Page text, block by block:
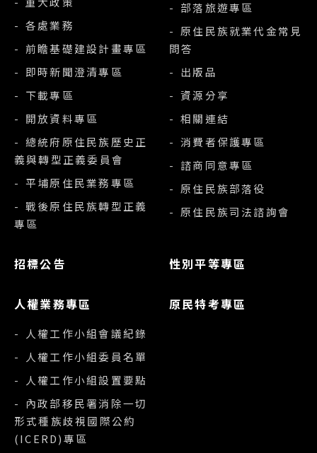
- 各處業務
- 前瞻基礎建設計畫專區
- 即時新聞澄清專區
- 下載專區
- 開放資料專區
- 總統府原住民族歷史正
義與轉型正義委員會
- 平埔原住民業務專區
- 戰後原住民族轉型正義
專區
- 部落旅遊專區
- 原住民族就業代金常見
問答
- 出版品
- 資源分享
- 相關連結
- 消費者保護專區
- 諮商同意專區
- 原住民族部落役
- 原住民族司法諮詢會
招標公告 性別平等專區
人權業務專區
- 人權工作小組會議紀錄
- 人權工作小組委員名單
- 人權工作小組設置要點
- 內政部移民署消除一切
形式種族歧視國際公約
(ICERD)專區
原民特考專區